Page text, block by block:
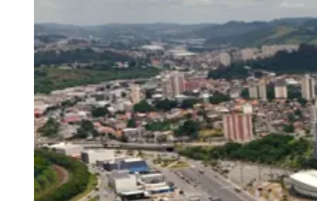
Vila Boa VistaVila
do Conde Vila Engenho Novo Vila Márcia
Vila Nossa Sra. da
EscadaVila PortoVotupoca
Para Sua Empresa
Anuncie no Portal
Guia de Empresas
Divulgar VagasNovo
Publicidade Legal
Negócios Regionais
Turismo
Segurança Regional
Hospitais Estaduais
Parques & Represas